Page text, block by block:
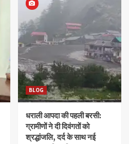
BLOG
धराली आपदा की पहली बरसी:
ग्रामीणों ने दी दिवंगतों को
श्रद्धांजलि, दर्द के साथ नई